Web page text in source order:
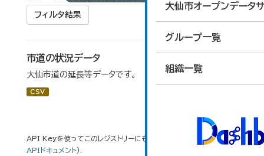
大仙市オープンデータ
グループ一覧
組織一覧
フィルタ結果
市道の状況データ
大仙市道の延長等データです。
CSV
API Keyを使ってこのレジストリーにもアクセス可能ですAPI(see
APIドキュメント).